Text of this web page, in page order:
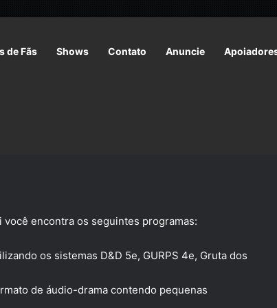
de Fãs Shows Contato Anuncie
você encontra os seguintes programas:
os sistemas D&D 5e, GURPS 4e, Gruta dos
de áudio-drama contendo pequenas